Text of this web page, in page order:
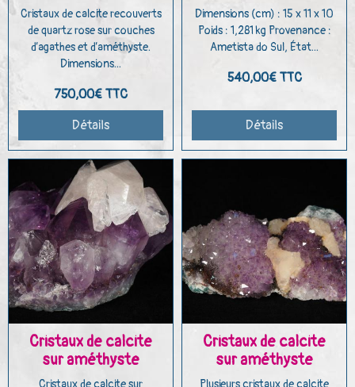
Cristaux de calcite recouverts
de quartz rose sur couches
d’agathes et d’améthyste.
Dimensions...
750,00€ TTC
Détails
Dimensions (cm) : 15 x 11 x 10
Poids : 1,281 kg Provenance :
Ametista do Sul, État...
540,00€ TTC
Détails
Cristaux de calcite
sur améthyste
Cristaux de calcite sur
Cristaux de calcite
sur améthyste
Plusieurs cristaux de calcite